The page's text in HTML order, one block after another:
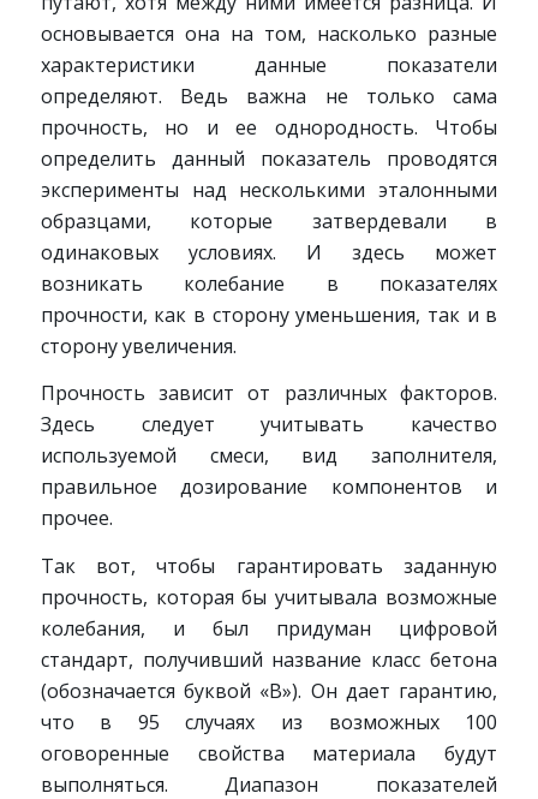
основывается она на том, насколько разные
характеристики данные показатели
определяют. Ведь важна не только сама
прочность, но и ее однородность. Чтобы
определить данный показатель проводятся
эксперименты над несколькими эталонными
образцами, которые затвердевали в
одинаковых условиях. И здесь может
возникать колебание в показателях
прочности, как в сторону уменьшения, так и в
сторону увеличения.
Прочность зависит от различных факторов.
Здесь следует учитывать качество
используемой смеси, вид заполнителя,
правильное дозирование компонентов и
прочее.
Так вот, чтобы гарантировать заданную
прочность, которая бы учитывала возможные
колебания, и был придуман цифровой
стандарт, получивший название класс бетона
(обозначается буквой «В»). Он дает гарантию,
что в 95 случаях из возможных 100
оговоренные свойства материала будут
выполняться. Диапазон показателей